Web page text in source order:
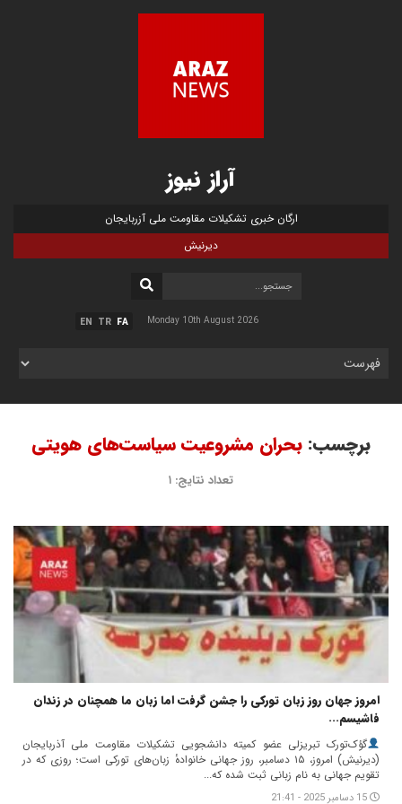
آراز نیوز
ارگان خبری تشکیلات مقاومت ملی آزربایجان
دیرنیش
FA
TR
EN Monday 10th August 2026
برچسب: بحران مشروعیت سیاست‌های هویتی
تعداد نتایج: ۱
امروز جهان روز زبان تورکی را جشن گرفت اما زبان ما همچنان در زندان
فاشیسم...
گؤک‌تورک تبریزلی عضو کمیته دانشجویی تشکیلات مقاومت ملی آذربایجان
(دیرنیش) امروز، ۱۵ دسامبر، روز جهانی خانوادهٔ زبان‌های تورکی است؛ روزی که در
تقویم جهانی به نام زبانی ثبت شده که...
15 دسامبر 2025 - 21:41